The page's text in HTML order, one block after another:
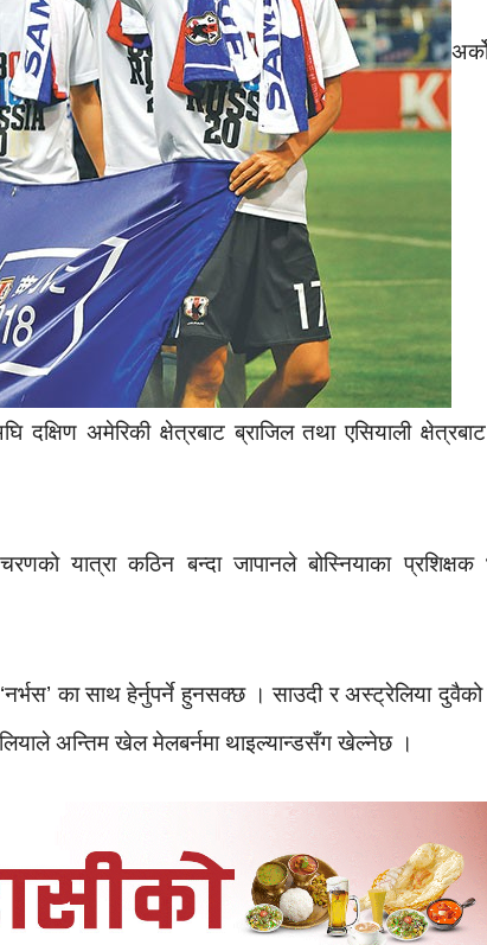
अमेरिकी क्षेत्रबाट ब्राजिल तथा एसियाली
यात्रा कठिन बन्दा जापानले बोस्नियाका प्रशिक्षक
का साथ हेर्नुपर्ने हुनसक्छ । साउदी र अस्ट्रेलिया
अन्तिम खेल मेलबर्नमा थाइल्यान्डसँग खेल्नेछ ।